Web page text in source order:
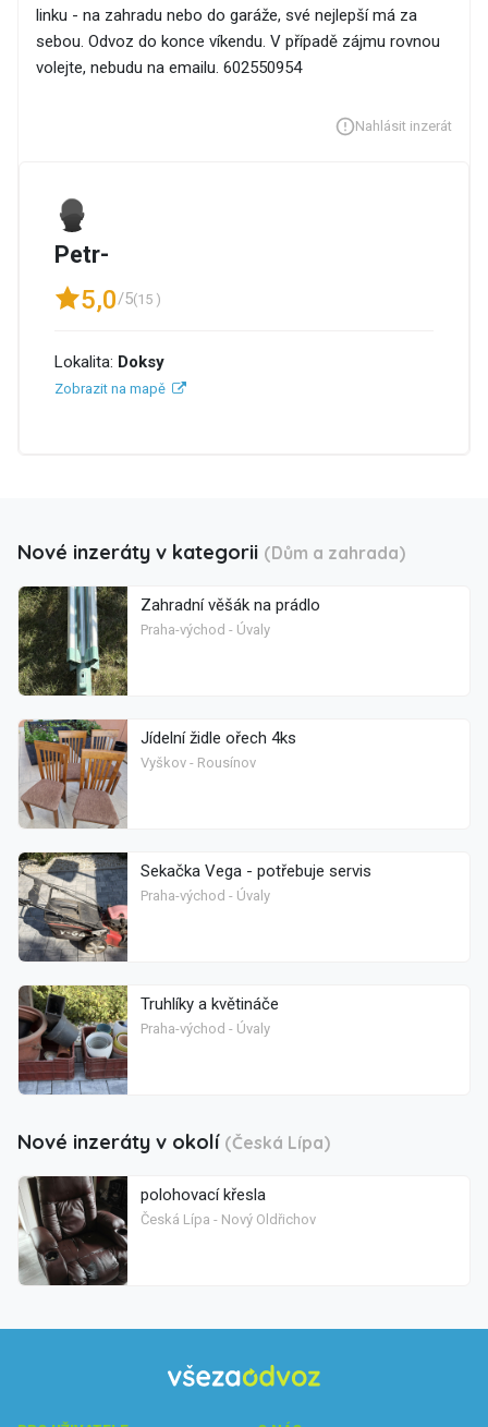
linku - na zahradu nebo do garáže, své nejlepší má za
sebou. Odvoz do konce víkendu. V případě zájmu rovnou
volejte, nebudu na emailu. 602550954
Nahlásit inzerát
Petr-
5,0/5(15 )
Lokalita: Doksy
Zobrazit na mapě
Nové inzeráty v kategorii (Dům a zahrada)
Zahradní věšák na prádlo
Praha-východ - Úvaly
Jídelní židle ořech 4ks
Vyškov - Rousínov
Sekačka Vega - potřebuje servis
Praha-východ - Úvaly
Truhlíky a květináče
Praha-východ - Úvaly
Nové inzeráty v okolí (Česká Lípa)
polohovací křesla
Česká Lípa - Nový Oldřichov